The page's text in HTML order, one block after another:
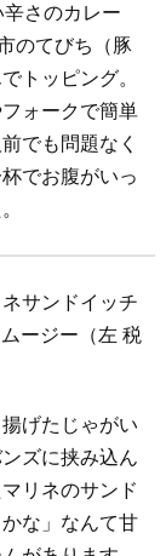
さのカレー
のてびち（豚
トッピング。
ォークで簡単
でも問題なく
でお腹がいっ
サンドイッチ
ージー（左 税
げたじゃがい
ズに挟み込ん
リネのサンド
な」なんて甘